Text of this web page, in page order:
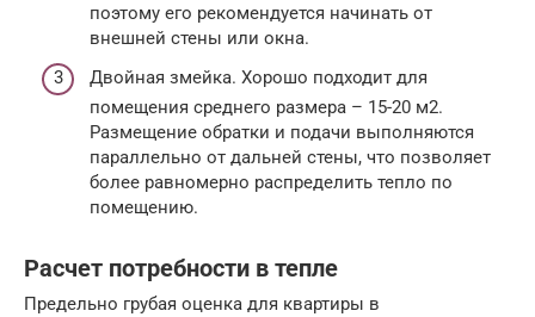
поэтому его рекомендуется начинать от
внешней стены или окна.
Двойная змейка. Хорошо подходит для
помещения среднего размера – 15-20 м2.
Размещение обратки и подачи выполняются
параллельно от дальней стены, что позволяет
более равномерно распределить тепло по
помещению.
Расчет потребности в тепле
Предельно грубая оценка для квартиры в